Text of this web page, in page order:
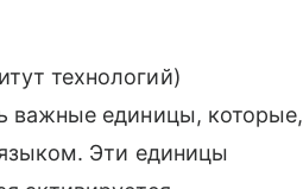
технологий)
важные единицы, которые,
Эти единицы